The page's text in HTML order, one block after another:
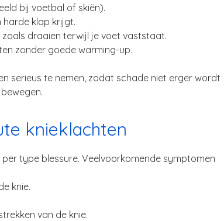
bij voetbal of skiën).
harde klap krijgt.
zoals draaien terwijl je voet vaststaat.
zonder goede warming-up.
serieus te nemen, zodat schade niet erger wordt
knieklachten
type blessure. Veelvoorkomende symptomen
knie.
van de knie.